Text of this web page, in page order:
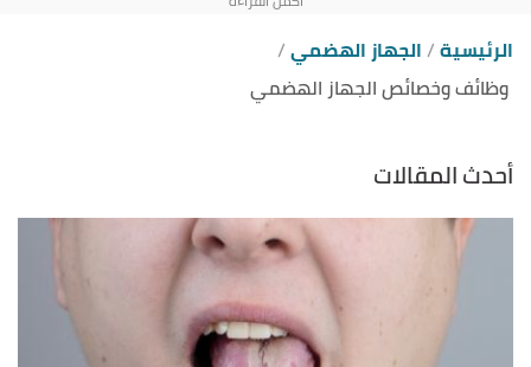
الرئيسية الجهاز الهضمي
وظائف وخصائص الجهاز الهضمي
أحدث المقالات